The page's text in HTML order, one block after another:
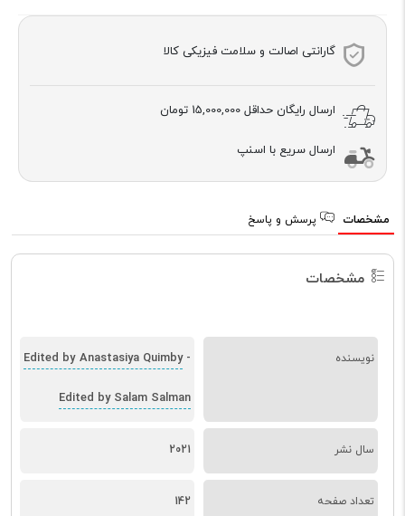
گارانتی اصالت و سلامت فیزیکی کالا
ارسال رایگان حداقل 15,000,000 تومان
ارسال سریع با اسنپ
مشخصات پرسش و پاسخ
مشخصات
نویسنده Edited by Anastasiya Quimby-
Edited by Salam Salman
سال نشر 2021
تعداد صفحه 142